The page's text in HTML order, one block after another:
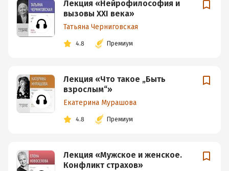
Лекция «Нейрофилософия и
вызовы ХХI века»
Татьяна Черниговская
4.8 Премиум
Лекция «Что такое „Быть
взрослым“»
Екатерина Мурашова
4.8 Премиум
Лекция «Мужское и женское.
Конфликт страхов»